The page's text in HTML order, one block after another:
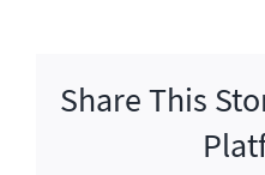
Share This